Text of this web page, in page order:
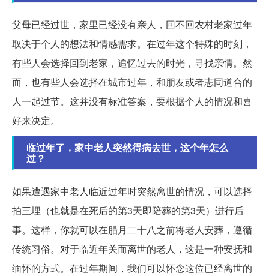
父母已经过世，家里已经没有亲人，回不回农村老家过年
取决于个人的想法和情感需求。在过年这个特殊的时刻，
有些人会选择回到老家，追忆过去的时光，寻找亲情。然
而，也有些人会选择在城市过年，和朋友或者志同道合的
人一起过节。这并没有标准答案，要根据个人的情况和喜
好来决定。
临过年了，家中老人突然得病去世，这个年怎么
过？
如果遭遇家中老人临近过年时突然离世的情况，可以选择
拍三埋（也就是在死后的第3天即陪葬的第3天）进行后
事。这样，你就可以在腊月二十八之前将老人安葬，遵循
传统习俗。对于临近年关而离世的老人，这是一种安抚和
缅怀的方式。在过年期间，我们可以怀念这位已经离世的